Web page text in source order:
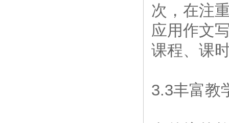
次，在注
应用作文
课程、课
3.3丰富教